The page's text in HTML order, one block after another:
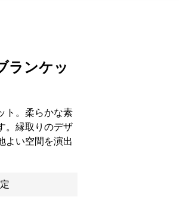
ランケッ
ト。柔らかな素
。縁取りのデザ
よい空間を演出